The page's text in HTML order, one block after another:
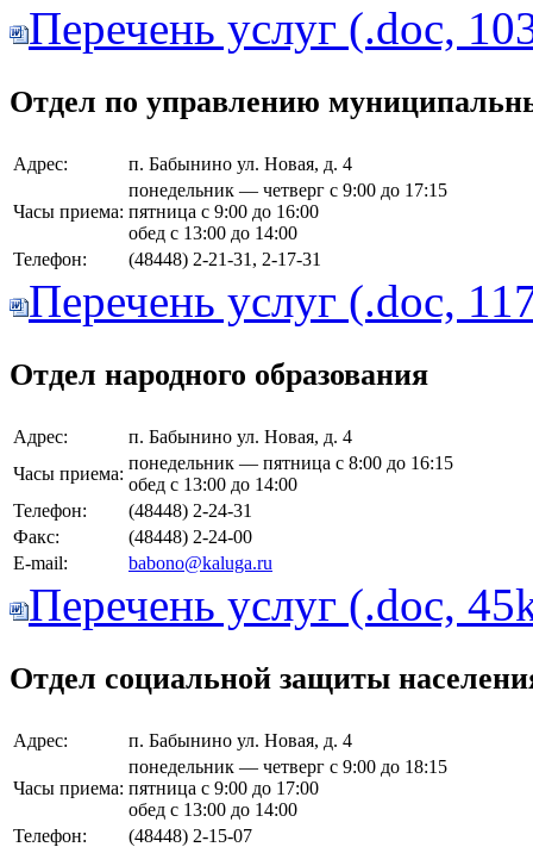
Перечень услуг (.doc,
Отдел по управлению
Адрес: п. Бабынино ул. Новая, д. 4
Часы приема:
понедельник — четверг с 9:00 до 17:15
пятница с 9:00 до 16:00
обед с 13:00 до 14:00
Телефон:
(48448) 2-21-31, 2-17-31
Перечень услуг (.doc,
Отдел народного образования
Адрес:
п. Бабынино ул. Новая, д. 4
Часы приема:
понедельник — пятница с 8:00 до 16:15
обед с 13:00 до 14:00
Телефон:
(48448) 2-24-31
Факс:
(48448) 2-24-00
E-mail:
babono@kaluga.ru
Перечень услуг (.doc,
Отдел социальной защиты
Адрес: п. Бабынино ул. Новая, д. 4
Часы приема:
понедельник — четверг с 9:00 до 18:15
пятница с 9:00 до 17:00
обед с 13:00 до 14:00
Телефон:
(48448) 2-15-07